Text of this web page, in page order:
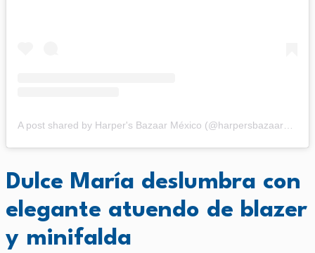
Dulce María deslumbra con
elegante atuendo de blazer
y minifalda